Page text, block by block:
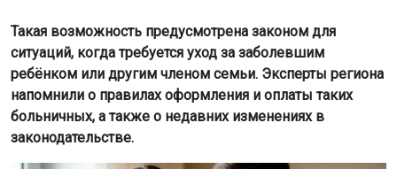
Такая возможность предусмотрена законом для
ситуаций, когда требуется уход за заболевшим
ребёнком или другим членом семьи. Эксперты региона
напомнили о правилах оформления и оплаты таких
больничных, а также о недавних изменениях в
законодательстве.